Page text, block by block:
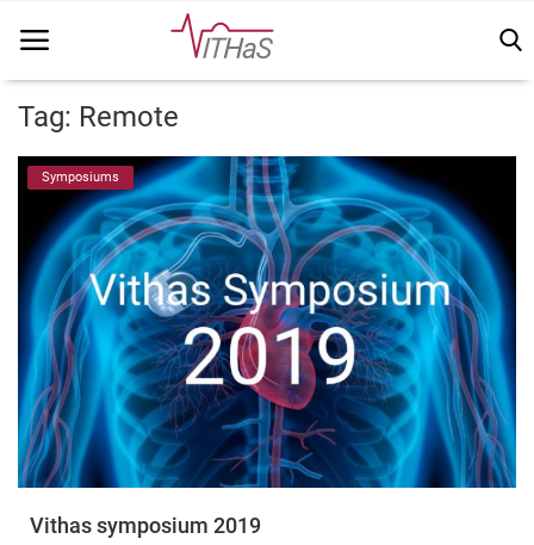
Home
Vithas Info
Kennisbank
Vakinhoudelijk
FSN
Vacatures
Login
Registreer
Tag: Remote
Symposiums
Vithas symposium 2019